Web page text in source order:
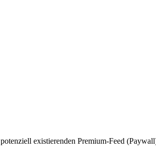
existierenden Premium-Feed